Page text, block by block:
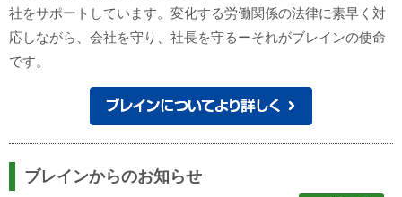
社をサポートしています。変化する労働関係の法律に素早く対
応しながら、会社を守り、社長を守るーそれがブレインの使命
です。
ブレインからのお知らせ